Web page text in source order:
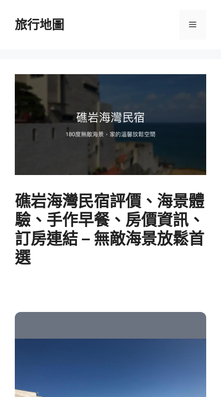
旅行地圖 選
礁岩海灣民宿評價、海景體
驗、手作早餐、房價資訊、
訂房連結 – 無敵海景放鬆首
選